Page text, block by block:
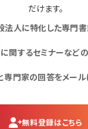
人AtoZei
歩き方
すめ
だけます。
法人に特化した専門書
関するセミナーなど
専門家の回答をメー
無料登録はこちら